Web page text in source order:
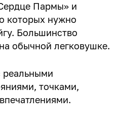
Пармы» и
которых нужно
Большинство
обычной легковушке.
реальными
точками,